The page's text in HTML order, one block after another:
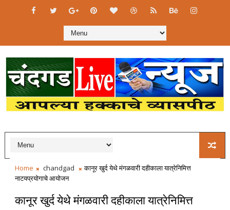
Home chandgad
कानूर खुर्द येथे मंगळवारी दहीकाला यात्रेनिमित्त
नाटयप्रयोगाचे आयोजन
कानूर खुर्द येथे मंगळवारी दहीकाला यात्रेनिमित्त